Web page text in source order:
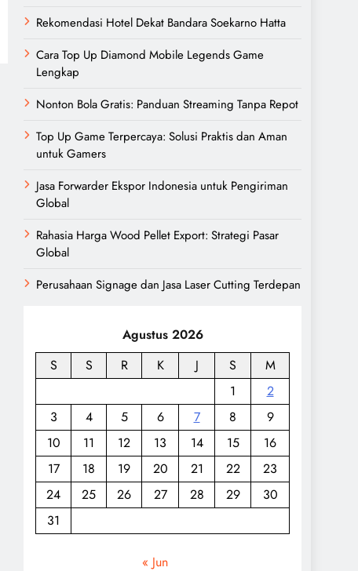
Rekomendasi Hotel Dekat Bandara Soekarno Hatta
Cara Top Up Diamond Mobile Legends Game
Lengkap
Nonton Bola Gratis: Panduan Streaming Tanpa Repot
Top Up Game Terpercaya: Solusi Praktis dan Aman
untuk Gamers
Jasa Forwarder Ekspor Indonesia untuk Pengiriman
Global
Rahasia Harga Wood Pellet Export: Strategi Pasar
Global
Perusahaan Signage dan Jasa Laser Cutting Terdepan
Agustus 2026
S
S R K J S
M
1
2
3
4 5 6 7 8
9
10
11 12 13 14 15
16
17
18 19 20 21 22
23
24
25 26 27 28 29
30
31
« Jun